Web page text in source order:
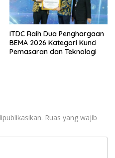
ITDC Raih Dua Penghargaan
BEMA 2026 Kategori Kunci
Pemasaran dan Teknologi
Ruas yang wajib